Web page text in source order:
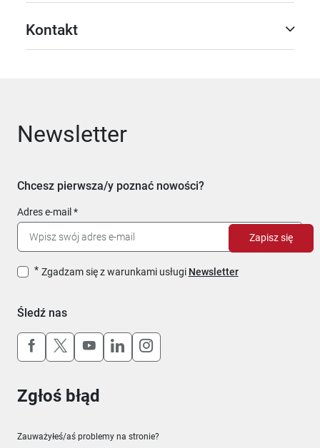
Kontakt
Newsletter
Chcesz pierwsza/y poznać nowości?
Adres e-mail
Zgadzam się z warunkami usługi Newsletter
Zapisz się
Śledź nas
Uwaga, link otworzy się w nowym oknie
Uwaga, link otworzy się w nowym oknie
Uwaga, link otworzy się w nowym
Uwaga, link otworzy się w
Uwaga, link otworzy się w
Zgłoś błąd
Zauważyłeś/aś problemy na stronie?